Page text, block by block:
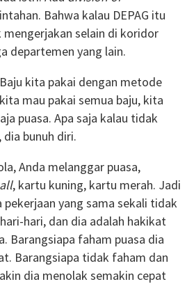
Bahwa kalau DEPAG itu
mengerjakan selain di koridor
departemen yang lain.
kita pakai dengan metode
mau pakai semua baju, kita
puasa. Apa saja kalau tidak
bunuh diri.
Anda melanggar puasa,
, kartu kuning, kartu merah. Jadi
pekerjaan yang sama sekali tidak
hari, dan dia adalah hakikat
Barangsiapa faham puasa dia
Barangsiapa tidak faham dan
dia menolak semakin cepat